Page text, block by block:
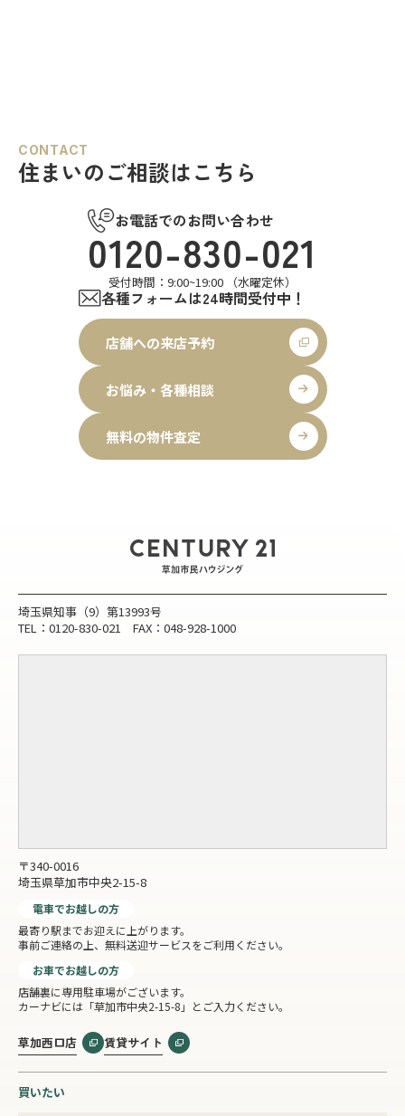
CONTACT
住まいのご相談はこちら
お電話でのお問い合わせ
0120-830-021
受付時間：9:00~19:00 （水曜定休）
各種フォームは24時間受付中！
店舗への来店予約
お悩み・各種相談
無料の物件査定
埼玉県知事（9）第13993号
TEL：0120-830-021 FAX：048-928-1000
〒340-0016
埼玉県草加市中央2-15-8
電車でお越しの方
最寄り駅までお迎えに上がります。
事前ご連絡の上、無料送迎サービスをご利用ください。
お車でお越しの方
店舗裏に専用駐車場がございます。
カーナビには「草加市中央2-15-8」とご入力ください。
草加西口店 賃貸サイト
買いたい